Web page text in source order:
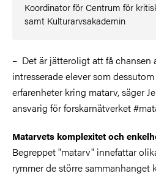
Koordinator för Centrum för
samt Kulturarvsakademin
– Det är jätteroligt att få chansen
intresserade elever som
erfarenheter kring matarv, säger
ansvarig för forskarnätverket
Matarvets komplexitet och
Begreppet "matarv" innefattar
rymmer de större sammanhanget